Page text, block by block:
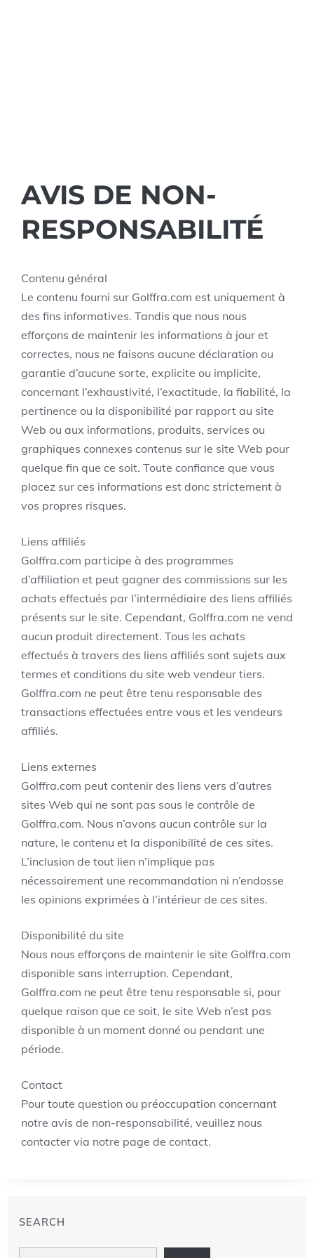
AVIS DE NON-
RESPONSABILITÉ
Contenu général
Le contenu fourni sur Golffra.com est uniquement à
des fins informatives. Tandis que nous nous
efforçons de maintenir les informations à jour et
correctes, nous ne faisons aucune déclaration ou
garantie d’aucune sorte, explicite ou implicite,
concernant l’exhaustivité, l’exactitude, la fiabilité, la
pertinence ou la disponibilité par rapport au site
Web ou aux informations, produits, services ou
graphiques connexes contenus sur le site Web pour
quelque fin que ce soit. Toute confiance que vous
placez sur ces informations est donc strictement à
vos propres risques.
Liens affiliés
Golffra.com participe à des programmes
d’affiliation et peut gagner des commissions sur les
achats effectués par l’intermédiaire des liens affiliés
présents sur le site. Cependant, Golffra.com ne vend
aucun produit directement. Tous les achats
effectués à travers des liens affiliés sont sujets aux
termes et conditions du site web vendeur tiers.
Golffra.com ne peut être tenu responsable des
transactions effectuées entre vous et les vendeurs
affiliés.
Liens externes
Golffra.com peut contenir des liens vers d’autres
sites Web qui ne sont pas sous le contrôle de
Golffra.com. Nous n’avons aucun contrôle sur la
nature, le contenu et la disponibilité de ces sites.
L’inclusion de tout lien n’implique pas
nécessairement une recommandation ni n’endosse
les opinions exprimées à l’intérieur de ces sites.
Disponibilité du site
Nous nous efforçons de maintenir le site Golffra.com
disponible sans interruption. Cependant,
Golffra.com ne peut être tenu responsable si, pour
quelque raison que ce soit, le site Web n’est pas
disponible à un moment donné ou pendant une
période.
Contact
Pour toute question ou préoccupation concernant
notre avis de non-responsabilité, veuillez nous
contacter via notre page de contact.
SEARCH